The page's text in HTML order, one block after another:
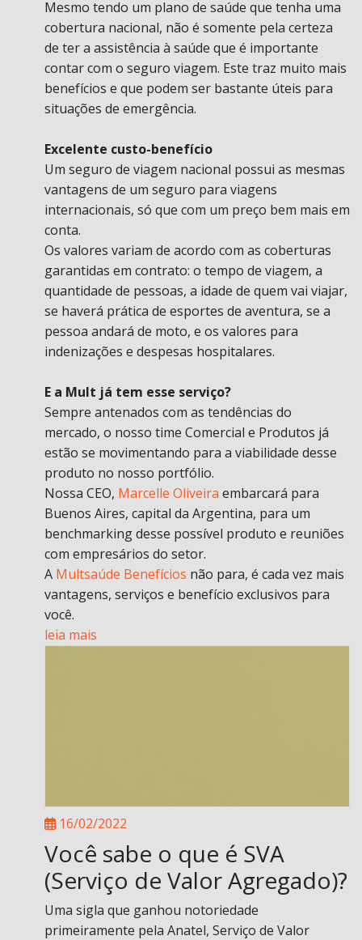
Mesmo tendo um plano de saúde que tenha uma
cobertura nacional, não é somente pela certeza
de ter a assistência à saúde que é importante
contar com o seguro viagem. Este traz muito mais
benefícios e que podem ser bastante úteis para
situações de emergência.
Excelente custo-benefício
Um seguro de viagem nacional possui as mesmas
vantagens de um seguro para viagens
internacionais, só que com um preço bem mais em
conta.
Os valores variam de acordo com as coberturas
garantidas em contrato: o tempo de viagem, a
quantidade de pessoas, a idade de quem vai viajar,
se haverá prática de esportes de aventura, se a
pessoa andará de moto, e os valores para
indenizações e despesas hospitalares.
E a Mult já tem esse serviço?
Sempre antenados com as tendências do
mercado, o nosso time Comercial e Produtos já
estão se movimentando para a viabilidade desse
produto no nosso portfólio.
Nossa CEO, Marcelle Oliveira embarcará para
Buenos Aires, capital da Argentina, para um
benchmarking desse possível produto e reuniões
com empresários do setor.
A Multsaúde Benefícios não para, é cada vez mais
vantagens, serviços e benefício exclusivos para
você.
leia mais
16/02/2022
Você sabe o que é SVA
(Serviço de Valor Agregado)?
Uma sigla que ganhou notoriedade
primeiramente pela Anatel, Serviço de Valor